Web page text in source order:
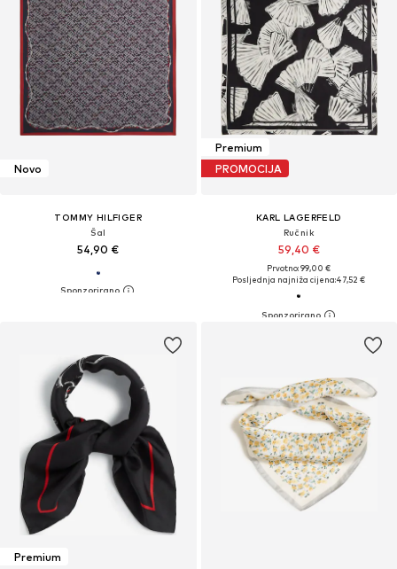
Novo
TOMMY HILFIGER
Šal
54,90 €
Premium
PROMOCIJA
KARL LAGERFELD
Ručnik
59,40 €
Prvotno: 99,00 €
Posljednja najniža cijena:47,52 €
Premium